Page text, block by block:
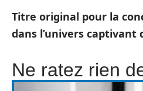
Titre original pour la
dans l’univers captivant
Ne ratez rien